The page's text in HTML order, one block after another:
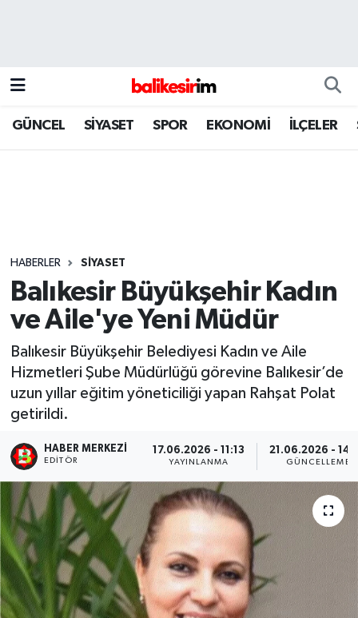
GÜNCEL SİYASET SPOR EKONOMİ İLÇELER
HABERLER SİYASET
Balıkesir Büyükşehir Kadın
ve Aile'ye Yeni Müdür
Balıkesir Büyükşehir Belediyesi Kadın ve Aile
Hizmetleri Şube Müdürlüğü görevine Balıkesir’de
uzun yıllar eğitim yöneticiliği yapan Rahşat Polat
getirildi.
HABER MERKEZI
EDITÖR
17.06.2026 - 11:13
YAYINLANMA
21.06.2026 -
GÜNCELLEME